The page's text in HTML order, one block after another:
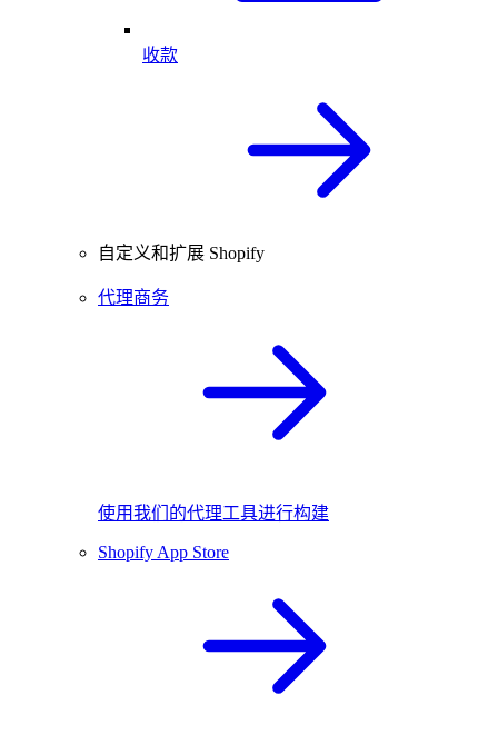
收款
自定义和扩展 Shopify
代理商务
使用我们的代理工具进行构建
Shopify App Store